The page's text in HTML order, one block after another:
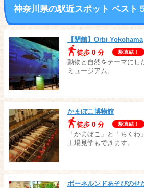
神奈川県の駅近スポット ベスト
【閉館】Orbi Yokohama
徒歩 0 分
駅直結！
動物と自然をテーマにし
ミュージアム。
かまぼこ博物館
徒歩 0 分
駅直結！
「かまぼこ」と「ちく
工場見学もできます。
ボーネルンドあそびのせ